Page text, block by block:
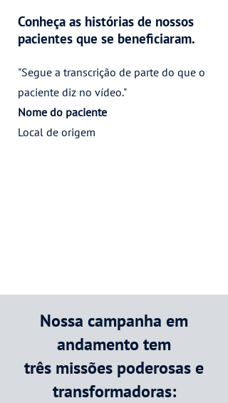
Conheça as histórias de nossos
pacientes que se beneficiaram.
"Segue a transcrição de parte do que o
paciente diz no vídeo."
Nome do paciente
Local de origem
Nossa campanha em
andamento tem
três missões poderosas e
transformadoras: